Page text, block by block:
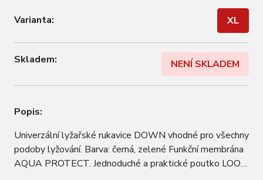
Varianta: XL
Skladem: NENÍ SKLADEM
Popis:
Univerzální lyžařské rukavice DOWN vhodné pro všechny
podoby lyžování. Barva: černá, zelené Funkční membrána
AQUA PROTECT. Jednoduché a praktické poutko LOOP.